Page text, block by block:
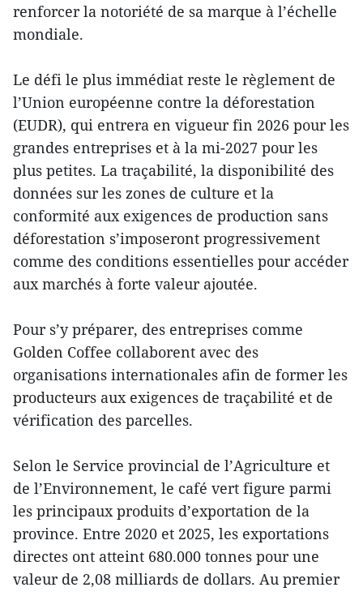
renforcer la notoriété de sa marque à l’échelle
mondiale.
Le défi le plus immédiat reste le règlement de
l’Union européenne contre la déforestation
(EUDR), qui entrera en vigueur fin 2026 pour les
grandes entreprises et à la mi-2027 pour les
plus petites. La traçabilité, la disponibilité des
données sur les zones de culture et la
conformité aux exigences de production sans
déforestation s’imposeront progressivement
comme des conditions essentielles pour accéder
aux marchés à forte valeur ajoutée.
Pour s’y préparer, des entreprises comme
Golden Coffee collaborent avec des
organisations internationales afin de former les
producteurs aux exigences de traçabilité et de
vérification des parcelles.
Selon le Service provincial de l’Agriculture et
de l’Environnement, le café vert figure parmi
les principaux produits d’exportation de la
province. Entre 2020 et 2025, les exportations
directes ont atteint 680.000 tonnes pour une
valeur de 2,08 milliards de dollars. Au premier